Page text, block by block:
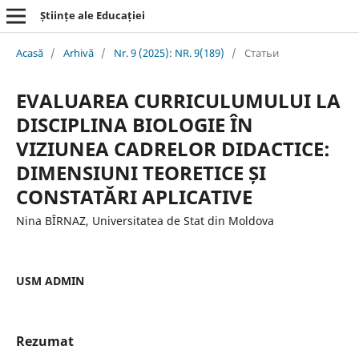
Științe ale Educației
Acasă / Arhivă / Nr. 9 (2025): NR. 9(189) / Статьи
EVALUAREA CURRICULUMULUI LA
DISCIPLINA BIOLOGIE ÎN
VIZIUNEA CADRELOR DIDACTICE:
DIMENSIUNI TEORETICE ȘI
CONSTATĂRI APLICATIVE
Nina BÎRNAZ, Universitatea de Stat din Moldova
USM ADMIN
Rezumat